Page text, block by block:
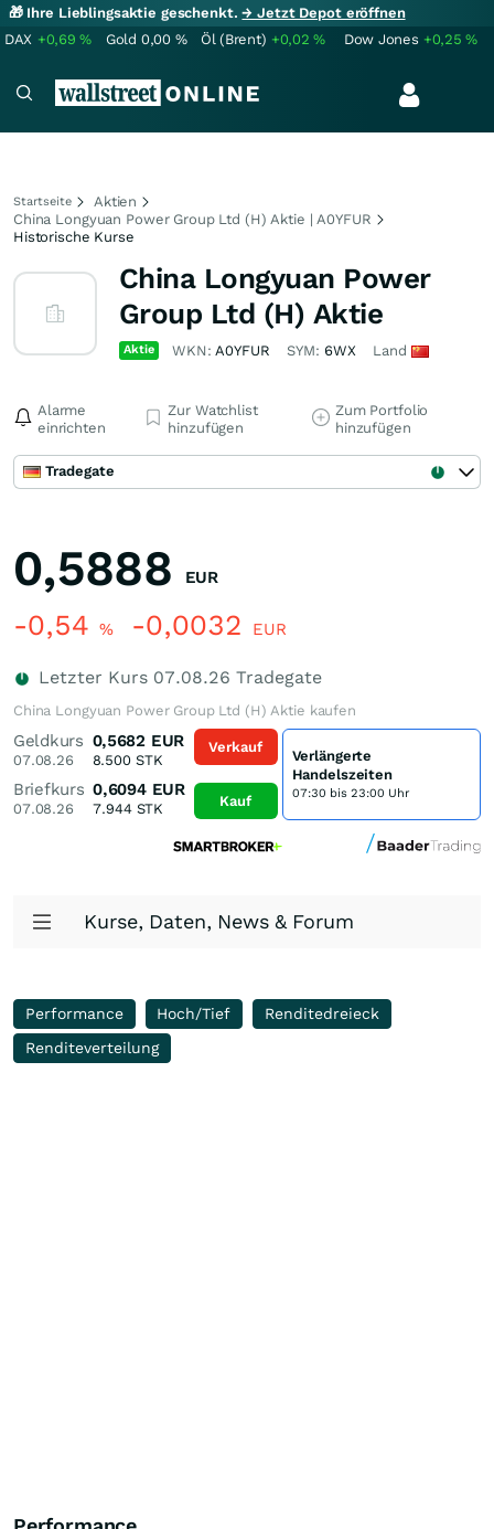
🎁 Ihre Lieblingsaktie geschenkt.→ Jetzt Depot eröffnen
DAX +0,69% Gold 0,00 % Öl (Brent) +0,02% Dow Jones +0,25%
Startseite
Aktien
China Longyuan Power Group Ltd (H) Aktie | A0YFUR
Historische Kurse
China Longyuan Power
Group Ltd (H) Aktie
Aktie WKN:A0YFUR SYM: 6WX Land
Alarme
einrichten
Zur Watchlist
hinzufügen
Zum Portfolio
hinzufügen
Tradegate
0,5888 EUR
-0,54 % -0,0032 EUR
Letzter Kurs 07.08.26 Tradegate
China Longyuan Power Group Ltd (H) Aktie kaufen
Geldkurs
07.08.26
0,5682 EUR
8.500STK
Briefkurs
07.08.26
0,6094 EUR
7.944STK
Verkauf
Kauf
Verlängerte
Handelszeiten
07:30 bis 23:00 Uhr
Kurse, Daten, News & Forum
Performance Hoch/Tief
Renditedreieck
Renditeverteilung